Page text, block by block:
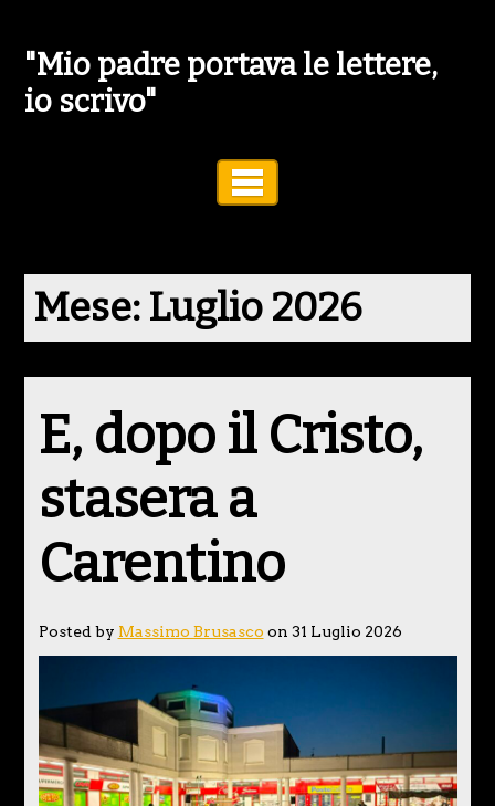
"Mio padre portava le lettere,
io scrivo"
Mese: Luglio 2026
E, dopo il Cristo,
stasera a
Carentino
Posted by Massimo Brusasco on 31 Luglio 2026